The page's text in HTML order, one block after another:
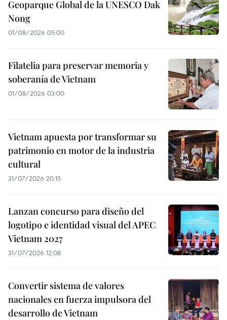
Geoparque Global de la UNESCO Dak
Nong
01/08/2026 05:00
Filatelia para preservar memoria y
soberanía de Vietnam
01/08/2026 03:00
Vietnam apuesta por transformar su
patrimonio en motor de la industria
cultural
31/07/2026 20:15
Lanzan concurso para diseño del
logotipo e identidad visual del APEC
Vietnam 2027
31/07/2026 12:08
Convertir sistema de valores
nacionales en fuerza impulsora del
desarrollo de Vietnam